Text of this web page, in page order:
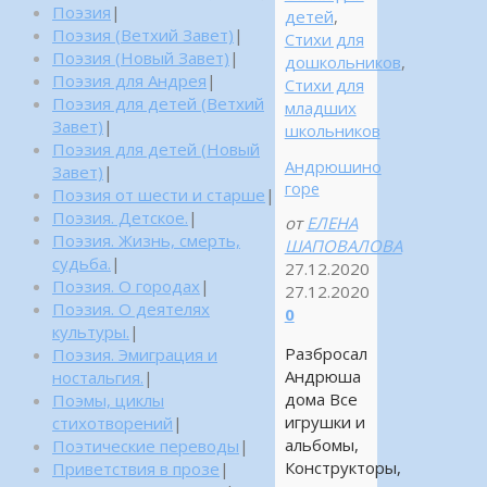
детей,
Стихи для
дошкольников,
Стихи для
младших
школьников
Андрюшино
горе
от ЕЛЕНА
ШАПОВАЛОВА
27.12.2020
27.12.2020
0
Разбросал
Андрюша
дома Все
игрушки и
альбомы,
Конструкторы,
Поэзия |
Поэзия (Ветхий Завет) |
Поэзия (Новый Завет) |
Поэзия для Андрея |
Поэзия для детей (Ветхий
Завет) |
Поэзия для детей (Новый
Завет) |
Поэзия от шести и старше |
Поэзия. Детское. |
Поэзия. Жизнь, смерть,
судьба. |
Поэзия. О городах |
Поэзия. О деятелях
культуры. |
Поэзия. Эмиграция и
ностальгия. |
Поэмы, циклы
стихотворений |
Поэтические переводы |
Приветствия в прозе |